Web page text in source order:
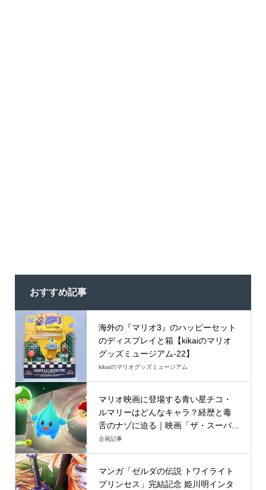
おすすめ記事
海外の『マリオ3』のハッピーセット
のディスプレイと箱【kikaiのマリオ
グッズミュージアム-22】
kikaiのマリオグッズミュージアム
マリオ映画に登場する青い星チコ・
ルマリーはどんなキャラ？経歴と毒
舌のナゾに迫る｜映画「ザ・スーパ...
企画記事
マンガ「ゼルダの伝説 トワイライト
プリンセス」完結記念 姫川明インタ